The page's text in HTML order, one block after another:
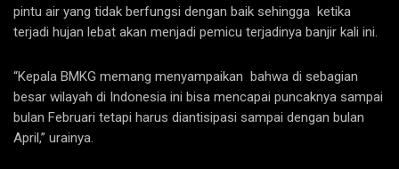
pintu air yang tidak berfungsi dengan baik sehingga ketika
terjadi hujan lebat akan menjadi pemicu terjadinya banjir kali ini.
“Kepala BMKG memang menyampaikan bahwa di sebagian
besar wilayah di Indonesia ini bisa mencapai puncaknya sampai
bulan Februari tetapi harus diantisipasi sampai dengan bulan
April,” urainya.